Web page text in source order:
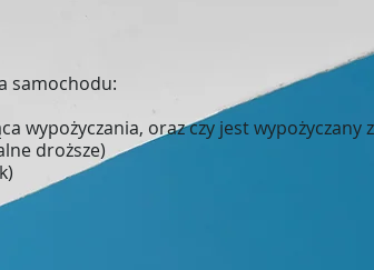
samochodu:
wypożyczania, oraz czy jest wypożyczany
droższe)